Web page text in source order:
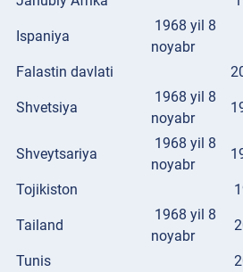
Ispaniya
1968 yil 8
noyabr
Falastin davlati
Shvetsiya
1968 yil 8
noyabr
Shveytsariya
1968 yil 8
noyabr
Tojikiston
Tailand
1968 yil 8
noyabr
Tunis